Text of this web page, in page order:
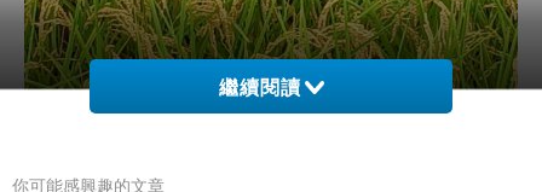
繼續閱讀
你可能感興趣的文章